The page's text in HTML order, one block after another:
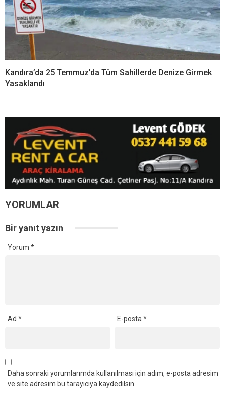
Kandıra’da 25 Temmuz’da Tüm Sahillerde Denize Girmek
Yasaklandı
YORUMLAR
Bir yanıt yazın
Yorum *
Ad * E-posta*
Daha sonraki yorumlarımda kullanılması için adım, e-posta adresim
ve site adresim bu tarayıcıya kaydedilsin.